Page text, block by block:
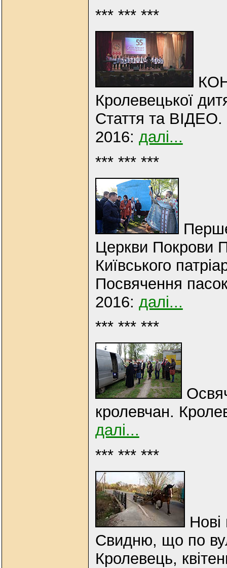
*** *** ***
Кролевецької
Стаття та
2016: далі...
*** *** ***
Церкви Покрови
Київського
Посвячення
2016: далі...
*** *** ***
кролевчан.
далі...
*** *** ***
Свидню, що по
Кролевець,